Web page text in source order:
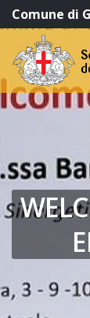
Comune di